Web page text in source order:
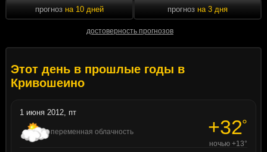
прогноз на 10 дней
достоверность прогнозов
прогноз на 3 дня
Этот день в прошлые годы в
Кривошеино
1 июня 2012, пт
переменная облачность +32°
ночью +13°